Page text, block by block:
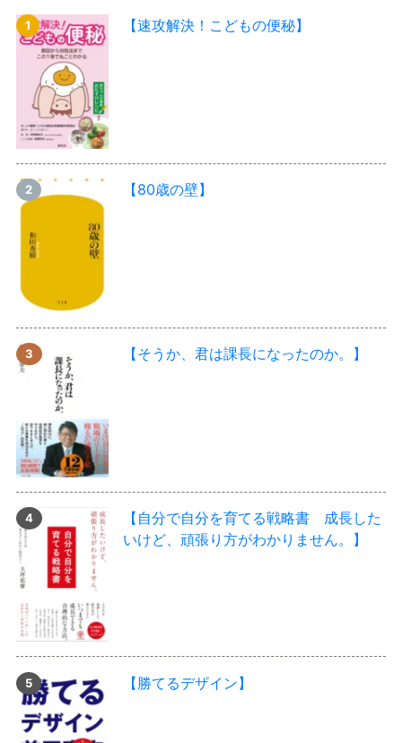
【速攻解決！こどもの便秘】
【80歳の壁】
【そうか、君は課長になったのか。】
【自分で自分を育てる戦略書 成長した
いけど、頑張り方がわかりません。】
【勝てるデザイン】